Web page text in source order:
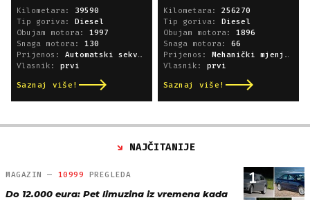
Kilometara: 39590
Tip goriva:
Diesel
Obujam motora: 1997
Snaga motora: 130
Prijenos: Automatski sekvencijski
Vlasnik: prvi
Saznaj više!
Kilometara: 256270
Tip goriva:
Diesel
Obujam motora: 1896
Snaga motora: 66
Prijenos:
Mehanički mjenjač
Vlasnik: prvi
Saznaj više!
NAJČITANIJE
1
MAGAZIN — 10999 PREGLEDA
Do 12.000 eura: Pet limuzina iz vremena kada